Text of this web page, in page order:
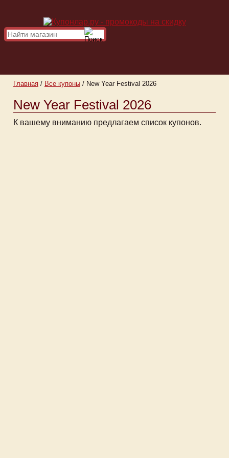
Главная / Все купоны / New Year Festival 2026
New Year Festival 2026
К вашему вниманию предлагаем список купонов.